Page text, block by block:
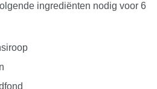
ingrediënten nodig voor 6